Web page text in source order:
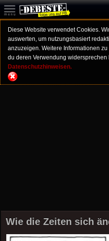
Diese Website verwendet Cookies.
auswerten, um nutzungsbasiert
anzuzeigen. Weitere Informationen
du deren Verwendung
Datenschutzhinweisen.
Wie die Zeiten sich